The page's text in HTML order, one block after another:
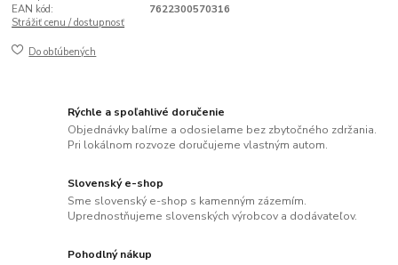
EAN kód:
7622300570316
Strážiť cenu / dostupnosť
Do obľúbených
Rýchle a spoľahlivé doručenie
Objednávky balíme a odosielame bez zbytočného zdržania.
Pri lokálnom rozvoze doručujeme vlastným autom.
Slovenský e-shop
Sme slovenský e-shop s kamenným zázemím.
Uprednostňujeme slovenských výrobcov a dodávateľov.
Pohodlný nákup